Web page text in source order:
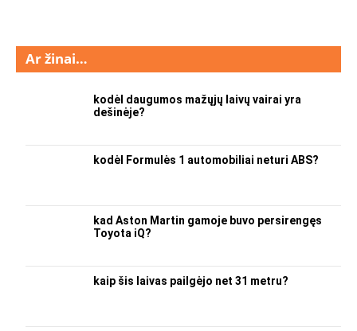
Ar žinai…
kodėl daugumos mažųjų laivų vairai yra
dešinėje?
kodėl Formulės 1 automobiliai neturi ABS?
kad Aston Martin gamoje buvo persirengęs
Toyota iQ?
kaip šis laivas pailgėjo net 31 metru?